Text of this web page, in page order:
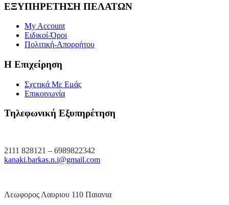
ΕΞΥΠΗΡΕΤΗΣΗ ΠΕΛΑΤΩΝ
My Account
Ειδικοί-Όροι
Πολιτική-Απορρήτου
Η Επιχείρηση
Σχετικά Με Εμάς
Επικοινωνία
Τηλεφωνική Εξυπηρέτηση
2111 828121 – 6989822342
kanaki.barkas.n.i@gmail.com
Λεωφορος Λαυριου 110 Παιανια